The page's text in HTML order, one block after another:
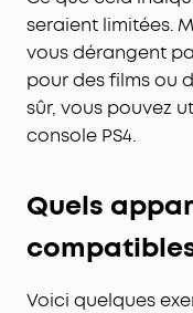
seraient limitées.
vous dérangent
pour des films ou
sûr, vous pouvez
console PS4.
Quels
Voici quelques